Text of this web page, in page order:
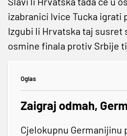
izabranici Ivice Tucka igrati
Izgubi li Hrvatska taj susret
osmine finala protiv Srbije
Oglas
Zaigraj odmah,
Cjelokupnu Germanijinu